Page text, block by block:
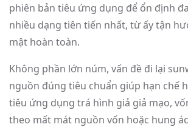
phiên bản tiêu ứng dụng để ổn định
nhiều dạng tiên tiến nhất, từ ấy tận
mật hoàn toàn.
Không phần lớn núm, vấn đề đi lại
nguồn đúng tiêu chuẩn giúp hạn chế
tiêu ứng dụng trá hình giả giả mạo,
theo mất mát nguồn vốn hoặc hung